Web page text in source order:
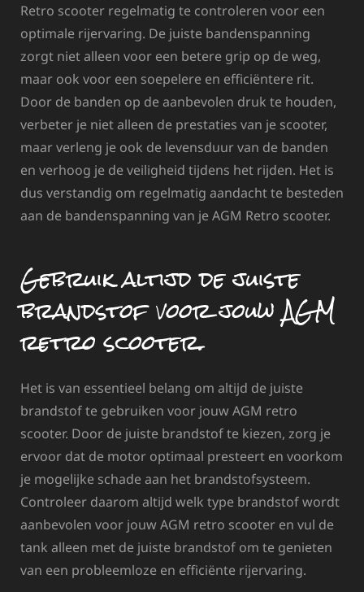
Retro scooter regelmatig te controleren voor een
optimale rijervaring. De juiste bandenspanning
zorgt niet alleen voor een betere grip op de weg,
maar ook voor een soepelere en efficiëntere rit.
Door de banden op de aanbevolen druk te houden,
verbeter je niet alleen de prestaties van je scooter,
maar verleng je ook de levensduur van de banden
en verhoog je de veiligheid tijdens het rijden. Het is
dus verstandig om regelmatig aandacht te besteden
aan de bandenspanning van je AGM Retro scooter.
Gebruik altijd de juiste
brandstof voor jouw AGM
retro scooter.
Het is van essentieel belang om altijd de juiste
brandstof te gebruiken voor jouw AGM retro
scooter. Door de juiste brandstof te kiezen, zorg je
ervoor dat de motor optimaal presteert en voorkom
je mogelijke schade aan het brandstofsysteem.
Controleer daarom altijd welk type brandstof wordt
aanbevolen voor jouw AGM retro scooter en vul de
tank alleen met de juiste brandstof om te genieten
van een probleemloze en efficiënte rijervaring.